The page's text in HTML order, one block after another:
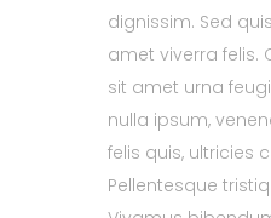
dignissim. Sed
amet viverra felis.
sit amet urna
nulla ipsum,
felis quis, ultricies
Pellentesque